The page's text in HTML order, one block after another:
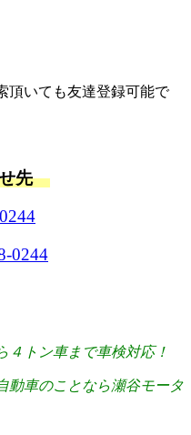
頂いても友達登録可能で
せ先
0244
４トン車まで車検対応！
動車のことなら瀬谷モータ